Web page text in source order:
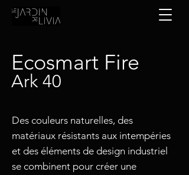
Ecosmart Fire
Ark 40
Des couleurs naturelles, des
matériaux résistants aux intempéries
et des éléments de design industriel
se combinent pour créer une